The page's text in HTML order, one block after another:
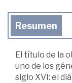
Resumen
El título de la
uno de los
siglo XVI: el